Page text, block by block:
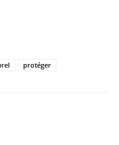
protéger